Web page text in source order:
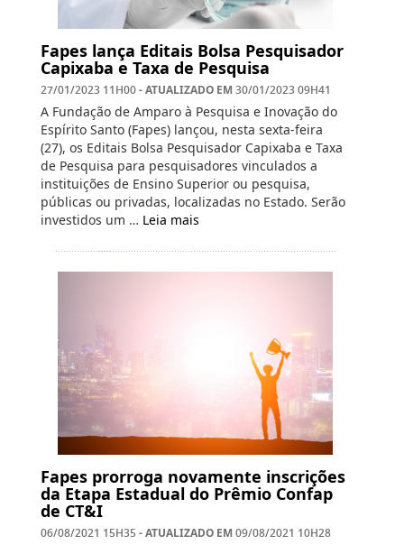
Fapes lança Editais Bolsa Pesquisador
Capixaba e Taxa de Pesquisa
27/01/2023 11H00- ATUALIZADO EM 30/01/2023 09H41
A Fundação de Amparo à Pesquisa e Inovação do
Espírito Santo (Fapes) lançou, nesta sexta-feira
(27), os Editais Bolsa Pesquisador Capixaba e Taxa
de Pesquisa para pesquisadores vinculados a
instituições de Ensino Superior ou pesquisa,
públicas ou privadas, localizadas no Estado. Serão
investidos um … Leia mais
Fapes prorroga novamente inscrições
da Etapa Estadual do Prêmio Confap
de CT&I
06/08/2021 15H35- ATUALIZADO EM 09/08/2021 10H28